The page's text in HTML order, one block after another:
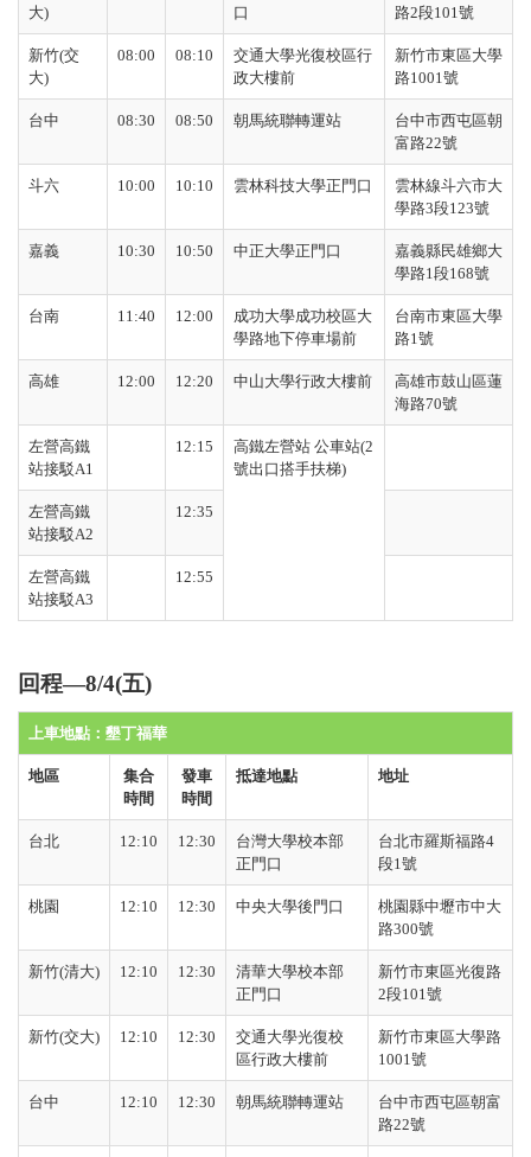
大)
口
路2段101號
新竹(交
大)
08:00 08:10
交通大學光復校區行
政大樓前
新竹市東區大學
路1001號
台中 08:30 08:50 朝馬統聯轉運站
台中市西屯區朝
富路22號
斗六 10:00 10:10 雲林科技大學正門口
雲林線斗六市大
學路3段123號
嘉義 10:30 10:50 中正大學正門口
嘉義縣民雄鄉大
學路1段168號
台南 11:40 12:00
成功大學成功校區大
學路地下停車場前
台南市東區大學
路1號
高雄 12:00 12:20 中山大學行政大樓前
高雄市鼓山區蓮
海路70號
左營高鐵
站接駁A1
12:15 高鐵左營站 公車站(2
號出口搭手扶梯)
左營高鐵
站接駁A2
12:35
左營高鐵
站接駁A3
12:55
回程—8/4(五)
上車地點： 墾丁福華
地區
集合
時間
發車
時間
抵達地點 地址
台北 12:10 12:30
台灣大學校本部
正門口
台北市羅斯福路4
段1號
桃園 12:10 12:30 中央大學後門口
桃園縣中壢市中大
路300號
新竹(清大) 12:10 12:30
清華大學校本部
正門口
新竹市東區光復路
2段101號
新竹(交大) 12:10 12:30
交通大學光復校
區行政大樓前
新竹市東區大學路
1001號
台中 12:10 12:30 朝馬統聯轉運站
台中市西屯區朝富
路22號